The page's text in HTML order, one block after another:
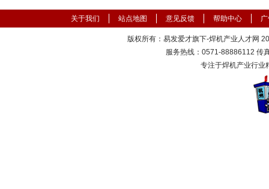
关于我们 站点地图 意见反馈 帮助中心
版权所有：易发爱才旗下-焊机产业人才网
服务热线：0571-88886112 传
专注于焊机产业行业